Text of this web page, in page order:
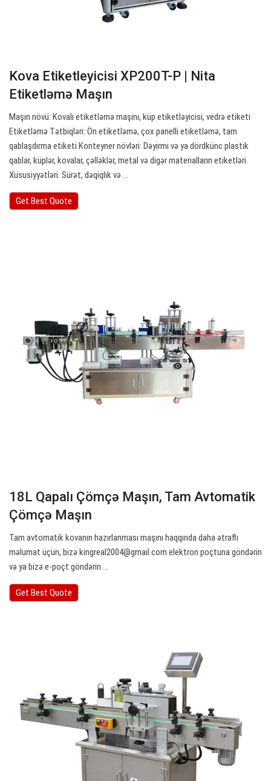
Kova Etiketleyicisi XP200T-P | Nita
Etiketləmə Maşın
Maşın növü: Kovalı etiketləmə maşını, küp etiketləyicisi, vedrə etiketi
Etiketləmə Tətbiqləri: Ön etiketləmə, çox panelli etiketləmə, tam
qablaşdırma etiketi Konteyner növləri: Dəyirmi və ya dördkünc plastik
qablar, küplər, kovalar, çəlləklər, metal və digər materialların etiketləri.
Xüsusiyyətləri. Sürət, dəqiqlik və ...
Get Best Quote
18L Qapalı Çömçə Maşın, Tam Avtomatik
Çömçə Maşın
Tam avtomatik kovanın hazırlanması maşını haqqında daha ətraflı
məlumat üçün, bizə kingreal2004@gmail.com elektron poçtuna göndərin
və ya bizə e-poçt göndərin ...
Get Best Quote